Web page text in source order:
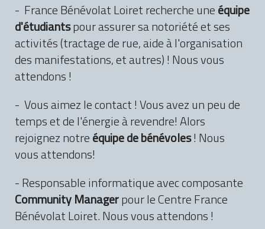
- France Bénévolat Loiret recherche uneéquipe
d'étudiantspour assurer sa notoriété et ses
activités (tractage de rue, aide à l'organisation
des manifestations, et autres) ! Nous vous
attendons !
- Vous aimez le contact ! Vous avez un peu de
temps et de l'énergie à revendre! Alors
rejoignez notreéquipe de bénévoles! Nous
vous attendons!
- Responsable informatique avec composante
Community Managerpour le Centre France
Bénévolat Loiret. Nous vous attendons !